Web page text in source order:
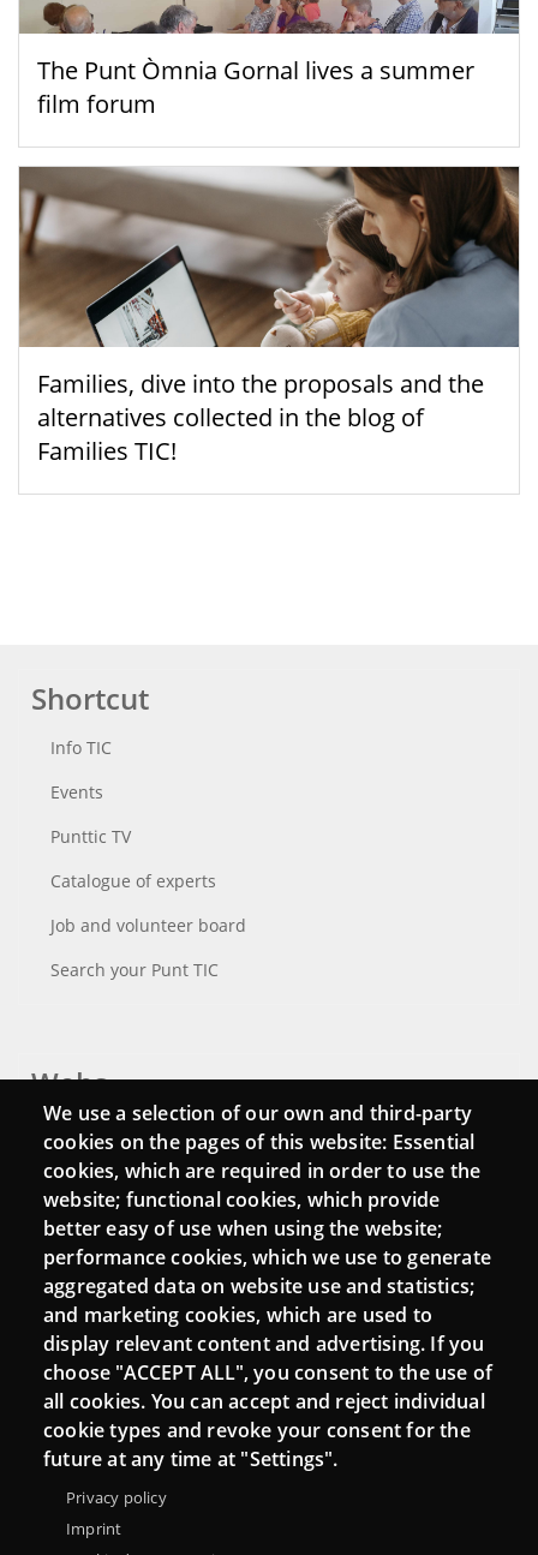
The Punt Òmnia Gornal lives a summer
film forum
Families, dive into the proposals and the
alternatives collected in the blog of
Families TIC!
Shortcut
Info TIC
Events
Punttic TV
Catalogue of experts
Job and volunteer board
Search your Punt TIC
Webs
Login
Mattermost Punt TIC
Moodle CampusLab
Connect
Contact
Newsletters
We use a selection of our own and third-party
cookies on the pages of this website: Essential
cookies, which are required in order to use the
website; functional cookies, which provide
better easy of use when using the website;
performance cookies, which we use to generate
aggregated data on website use and statistics;
and marketing cookies, which are used to
display relevant content and advertising. If you
choose "ACCEPT ALL", you consent to the use of
all cookies. You can accept and reject individual
cookie types and revoke your consent for the
future at any time at "Settings".
Privacy policy
Imprint